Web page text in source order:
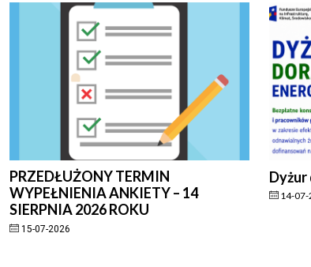
PRZEDŁUŻONY TERMIN
WYPEŁNIENIA ANKIETY – 14
SIERPNIA 2026 ROKU
15-07-2026
14-07-